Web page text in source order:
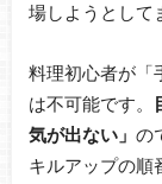
場しようとして
料理初心者が「
は不可能です。
気が出ない」 の
キルアップの順